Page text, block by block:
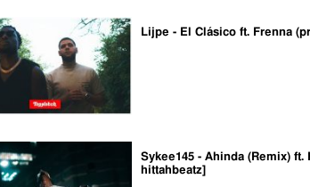
Lijpe - El Clásico ft. Frenna
Sykee145 - Ahinda (Remix) ft.
hittahbeatz]